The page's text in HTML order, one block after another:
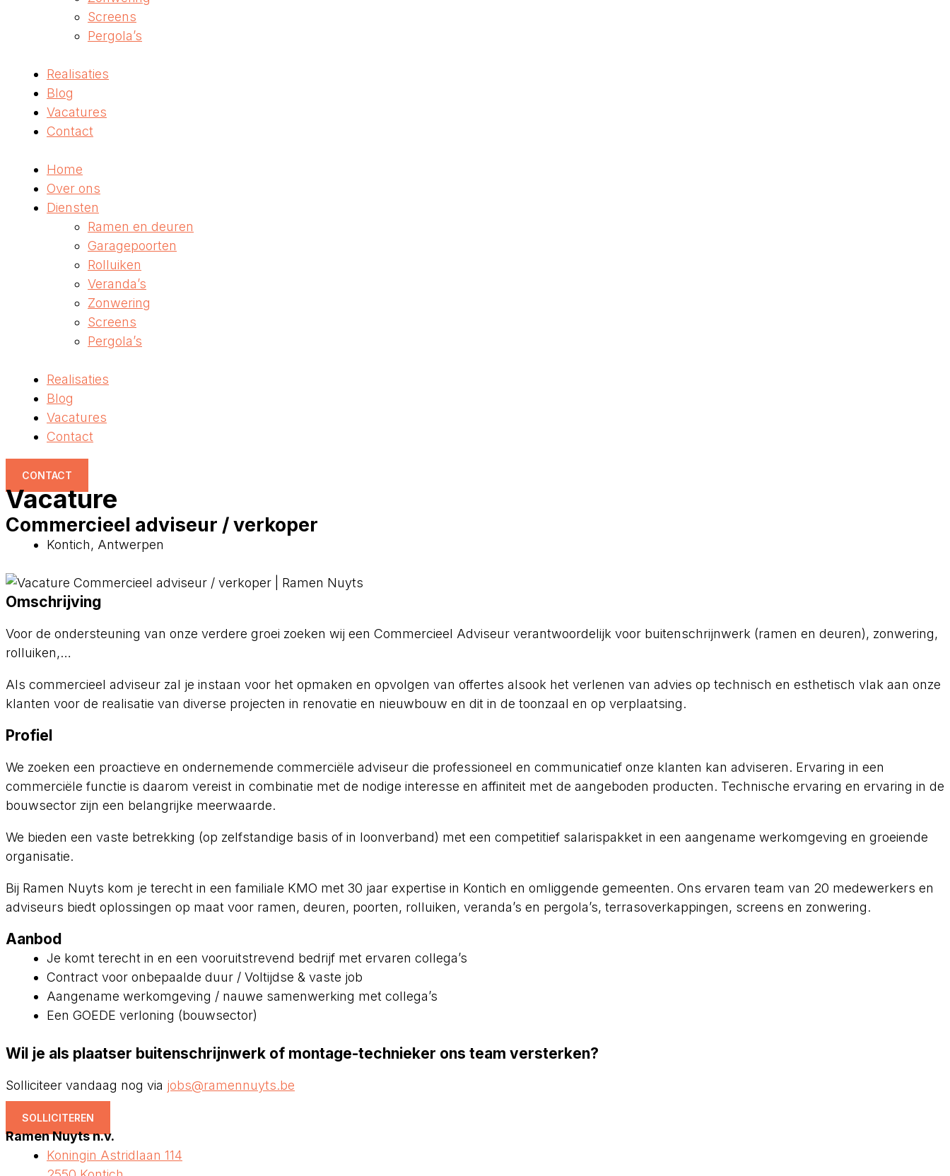
Screens
Pergola’s
Realisaties
Blog
Vacatures
Contact
Home
Over ons
Diensten
Ramen en deuren
Garagepoorten
Rolluiken
Veranda’s
Zonwering
Screens
Pergola’s
Realisaties
Blog
Vacatures
Contact
CONTACT
Vacature
Commercieel adviseur / verkoper
Kontich, Antwerpen
Omschrijving
Voor de ondersteuning van onze verdere groei zoeken wij een Commercieel Adviseur verantwoordelijk voor buitenschrijnwerk (ramen en deuren), zonwering,
rolluiken,…
Als commercieel adviseur zal je instaan voor het opmaken en opvolgen van offertes alsook het verlenen van advies op technisch en esthetisch vlak aan onze
klanten voor de realisatie van diverse projecten in renovatie en nieuwbouw en dit in de toonzaal en op verplaatsing.
Profiel
We zoeken een proactieve en ondernemende commerciële adviseur die professioneel en communicatief onze klanten kan adviseren. Ervaring in een
commerciële functie is daarom vereist in combinatie met de nodige interesse en affiniteit met de aangeboden producten. Technische ervaring en ervaring in de
bouwsector zijn een belangrijke meerwaarde.
We bieden een vaste betrekking (op zelfstandige basis of in loonverband) met een competitief salarispakket in een aangename werkomgeving en groeiende
organisatie.
Bij Ramen Nuyts kom je terecht in een familiale KMO met 30 jaar expertise in Kontich en omliggende gemeenten. Ons ervaren team van 20 medewerkers en
adviseurs biedt oplossingen op maat voor ramen, deuren, poorten, rolluiken, veranda’s en pergola’s, terrasoverkappingen, screens en zonwering.
Aanbod
Je komt terecht in en een vooruitstrevend bedrijf met ervaren collega’s
Contract voor onbepaalde duur / Voltijdse & vaste job
Aangename werkomgeving / nauwe samenwerking met collega’s
Een GOEDE verloning (bouwsector)
Wil je als plaatser buitenschrijnwerk of montage-technieker ons team versterken?
Solliciteer vandaag nog via jobs@ramennuyts.be
SOLLICITEREN
Ramen Nuyts n.v.
Koningin Astridlaan 114